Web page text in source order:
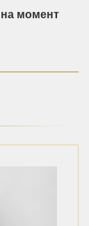
на момент